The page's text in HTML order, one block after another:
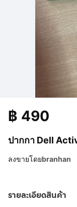
ปากกา Dell
฿ 490
ลงขายโดยbranhan
รายละเอียดสินค้า